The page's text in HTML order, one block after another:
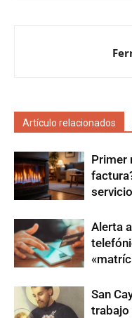
Artículo relacionados
Primer
Alerta
San
trabajo